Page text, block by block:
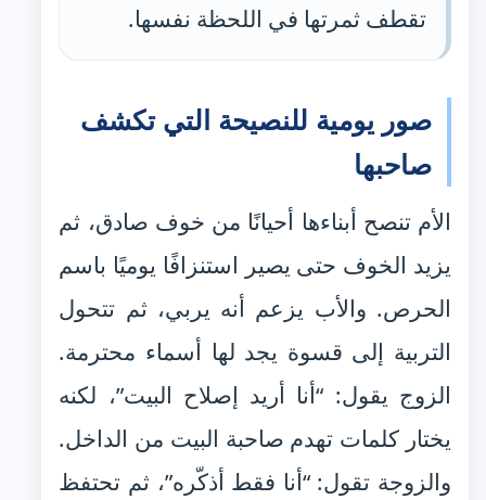
تقطف ثمرتها في اللحظة نفسها.
صور يومية للنصيحة التي تكشف
صاحبها
الأم تنصح أبناءها أحيانًا من خوف صادق، ثم
يزيد الخوف حتى يصير استنزافًا يوميًا باسم
الحرص. والأب يزعم أنه يربي، ثم تتحول
التربية إلى قسوة يجد لها أسماء محترمة.
الزوج يقول: “أنا أريد إصلاح البيت”، لكنه
يختار كلمات تهدم صاحبة البيت من الداخل.
والزوجة تقول: “أنا فقط أذكّره”، ثم تحتفظ